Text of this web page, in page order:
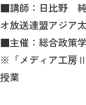
■講師：日比野
オ放送連盟アジア
■主催：総合政策
※「メディア工房
授業